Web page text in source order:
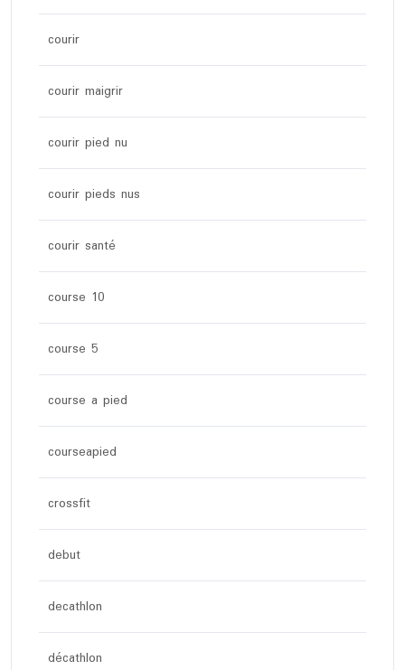
courir
courir maigrir
courir pied nu
courir pieds nus
courir santé
course 10
course 5
course a pied
courseapied
crossfit
debut
decathlon
décathlon